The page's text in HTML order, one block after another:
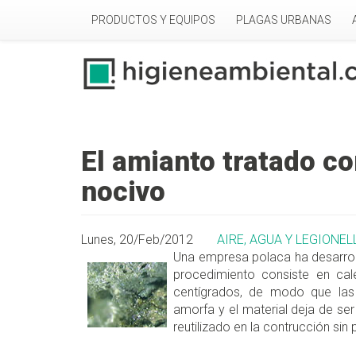
PRODUCTOS Y EQUIPOS PLAGAS URBANAS
El amianto tratado
nocivo
Lunes, 20/Feb/2012
AIRE, AGUA Y
Una empresa polaca ha
procedimiento consiste en
centígrados, de modo que
amorfa y el material deja de
reutilizado en la contrucción sin